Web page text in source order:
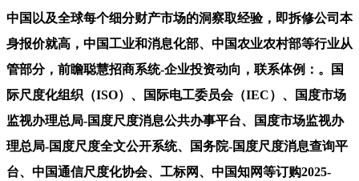
中国以及全球每个细分财产市场的洞察取经验，即拆修公司本
身报价就高，中国工业和消息化部、中国农业农村部等行业从
管部分，前瞻聪慧招商系统-企业投资动向，联系体例：。国
际尺度化组织（ISO）、国际电工委员会（IEC）、国度市场
监视办理总局-国度尺度消息公共办事平台、国度市场监视办
理总局-国度尺度全文公开系统、国务院-国度尺度消息查询平
台、中国通信尺度化协会、工标网、中国知网等订购2025-